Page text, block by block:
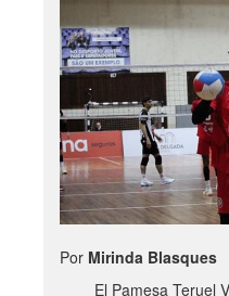
Por Mirinda
El Pamesa Teruel